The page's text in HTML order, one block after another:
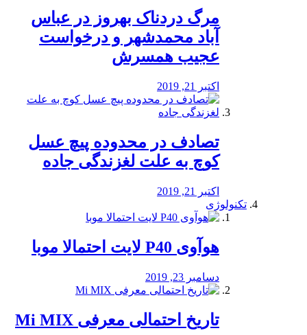
مرگ دردناک بهروز در عباس
آباد محمدشهر و درخواست
عجیب همسرش
اکتبر 21, 2019
تصادف در محدوده پیچ عسل
کوچ به علت لغزندگی جاده
اکتبر 21, 2019
تکنولوژی
هوآوی P40 لایت احتمالا موبا
دسامبر 23, 2019
تاریخ احتمالی معرفی Mi MIX